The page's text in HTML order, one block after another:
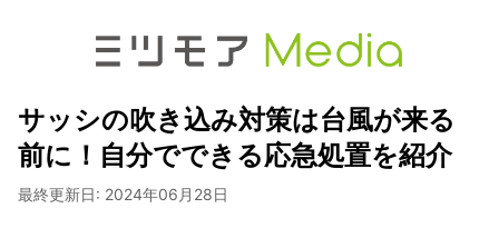
サッシの吹き込み対策は台風が来る
前に！自分でできる応急処置を紹介
最終更新日: 2024年06月28日